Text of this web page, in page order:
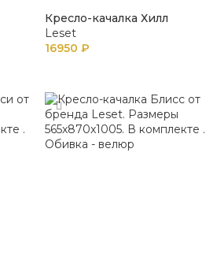
Кресло-качалка Хилл
Leset
16950 ₽